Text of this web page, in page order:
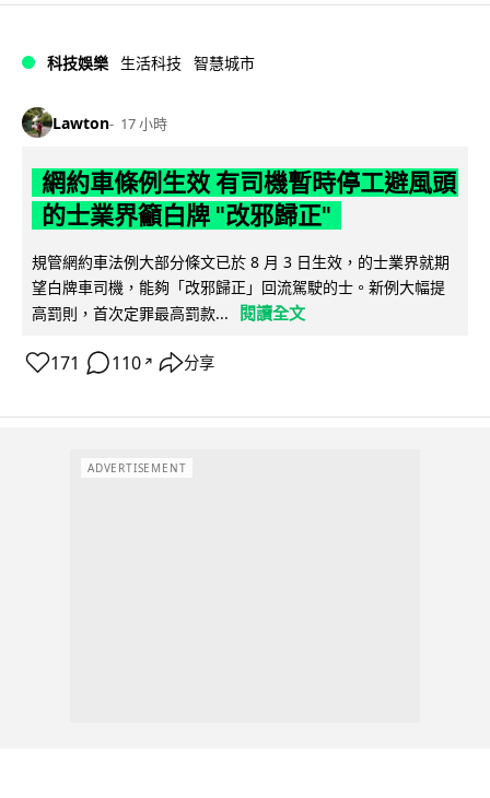
科技娛樂 生活科技 智慧城市
Lawton 17 小時
網約車條例生效 有司機暫時停工避風頭
的士業界籲白牌 "改邪歸正"
規管網約車法例大部分條文已於 8 月 3 日生效，的士業界就期
望白牌車司機，能夠「改邪歸正」回流駕駛的士。新例大幅提
高罰則，首次定罪最高罰款...
閱讀全文
171 110 ↗ 分享
ADVERTISEMENT